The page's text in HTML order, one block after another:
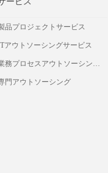
品プロジェクトサービス
アウトソーシングサービス
業務プロセスアウトソーシングサービス
門アウトソーシング